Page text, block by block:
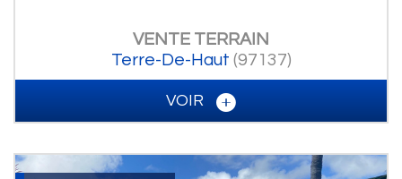
VENTE TERRAIN
Terre-De-Haut (97137)
VOIR